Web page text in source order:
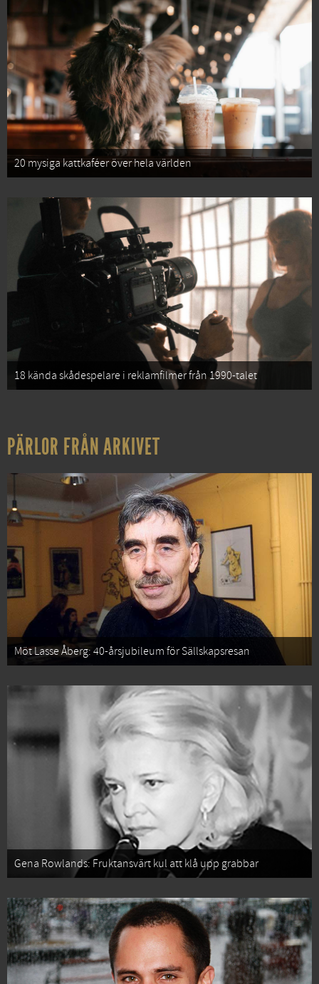
20 mysiga kattkaféer över hela världen
18 kända skådespelare i reklamfilmer från 1990-talet
PÄRLOR FRÅN ARKIVET
Möt Lasse Åberg: 40-årsjubileum för Sällskapsresan
Gena Rowlands: Fruktansvärt kul att klå upp grabbar